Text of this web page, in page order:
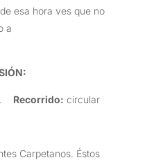
esa hora ves que no
a
:
Recorrido: circular
Carpetanos. Éstos